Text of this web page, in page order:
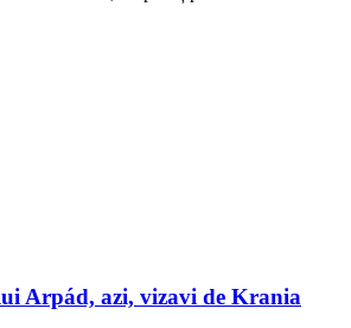
Arpád, azi, vizavi de Krania